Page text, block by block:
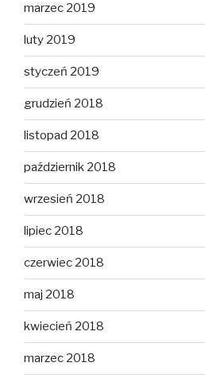
marzec 2019
luty 2019
styczeń 2019
grudzień 2018
listopad 2018
październik 2018
wrzesień 2018
lipiec 2018
czerwiec 2018
maj 2018
kwiecień 2018
marzec 2018